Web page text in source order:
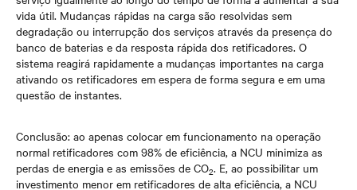
vida útil. Mudanças rápidas na carga são resolvidas sem
degradação ou interrupção dos serviços através da presença do
banco de baterias e da resposta rápida dos retificadores. O
sistema reagirá rapidamente a mudanças importantes na carga
ativando os retificadores em espera de forma segura e em uma
questão de instantes.
Conclusão: ao apenas colocar em funcionamento na operação
normal retificadores com 98% de eficiência, a NCU minimiza as
perdas de energia e as emissões de CO2. E, ao possibilitar um
investimento menor em retificadores de alta eficiência, a NCU